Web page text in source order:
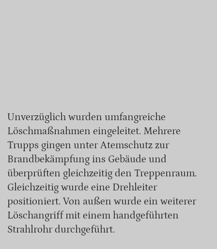
Unverzüglich wurden umfangreiche
Löschmaßnahmen eingeleitet. Mehrere
Trupps gingen unter Atemschutz zur
Brandbekämpfung ins Gebäude und
überprüften gleichzeitig den Treppenraum.
Gleichzeitig wurde eine Drehleiter
positioniert. Von außen wurde ein weiterer
Löschangriff mit einem handgeführten
Strahlrohr durchgeführt.